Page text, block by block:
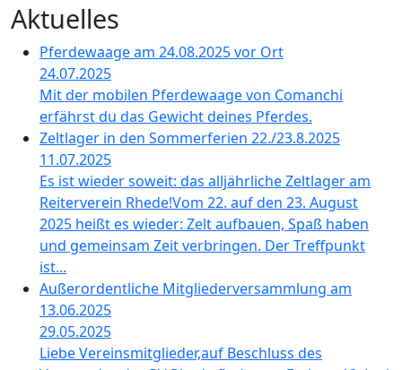
Aktuelles
Pferdewaage am 24.08.2025 vor Ort
24.07.2025
Mit der mobilen Pferdewaage von Comanchi
erfährst du das Gewicht deines Pferdes.
Zeltlager in den Sommerferien 22./23.8.2025
11.07.2025
Es ist wieder soweit: das alljährliche Zeltlager am
Reiterverein Rhede!Vom 22. auf den 23. August
2025 heißt es wieder: Zelt aufbauen, Spaß haben
und gemeinsam Zeit verbringen. Der Treffpunkt
ist...
Außerordentliche Mitgliederversammlung am
13.06.2025
29.05.2025
Liebe Vereinsmitglieder,auf Beschluss des